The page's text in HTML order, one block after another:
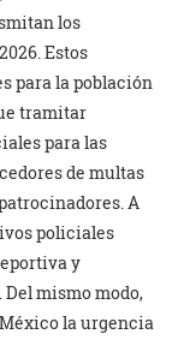
los
Estos
para la población
tramitar
para las
de multas
A
policiales
y
mismo modo,
la urgencia